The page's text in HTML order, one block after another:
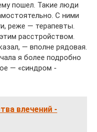
пошел. Такие люди
С ними
реже — терапевты.
­расстройством.
— вполне рядовая.
я более подробно
— «синдром
влечений -